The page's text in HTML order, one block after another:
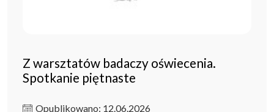
Z warsztatów badaczy oświecenia.
Spotkanie piętnaste
Opublikowano: 12.06.2026